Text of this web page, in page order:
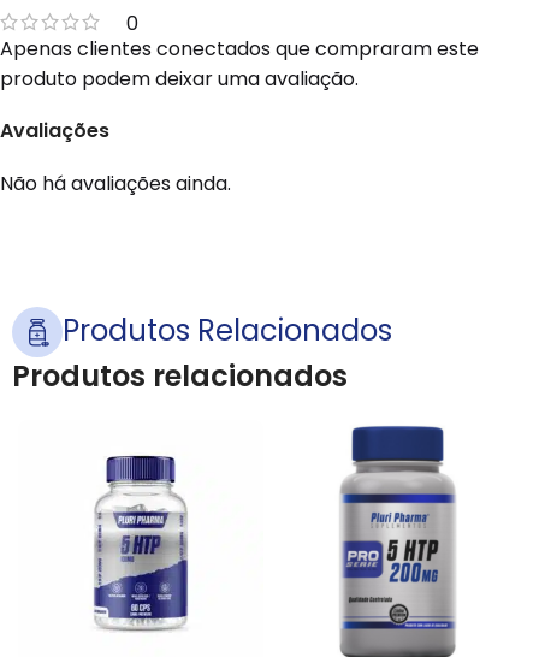
0
Avaliações
Não há avaliações ainda.
Apenas clientes conectados que compraram este
produto podem deixar uma avaliação.
Produtos Relacionados
Produtos relacionados